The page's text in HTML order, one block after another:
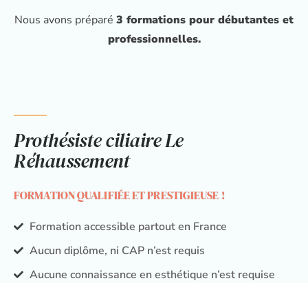
Nous avons préparé 3 formations pour débutantes et
professionnelles.
Prothésiste ciliaire Le
Réhaussement
FORMATION QUALIFIÉE ET PRESTIGIEUSE !
Formation accessible partout en France
Aucun diplôme, ni CAP n’est requis
Aucune connaissance en esthétique n’est requise